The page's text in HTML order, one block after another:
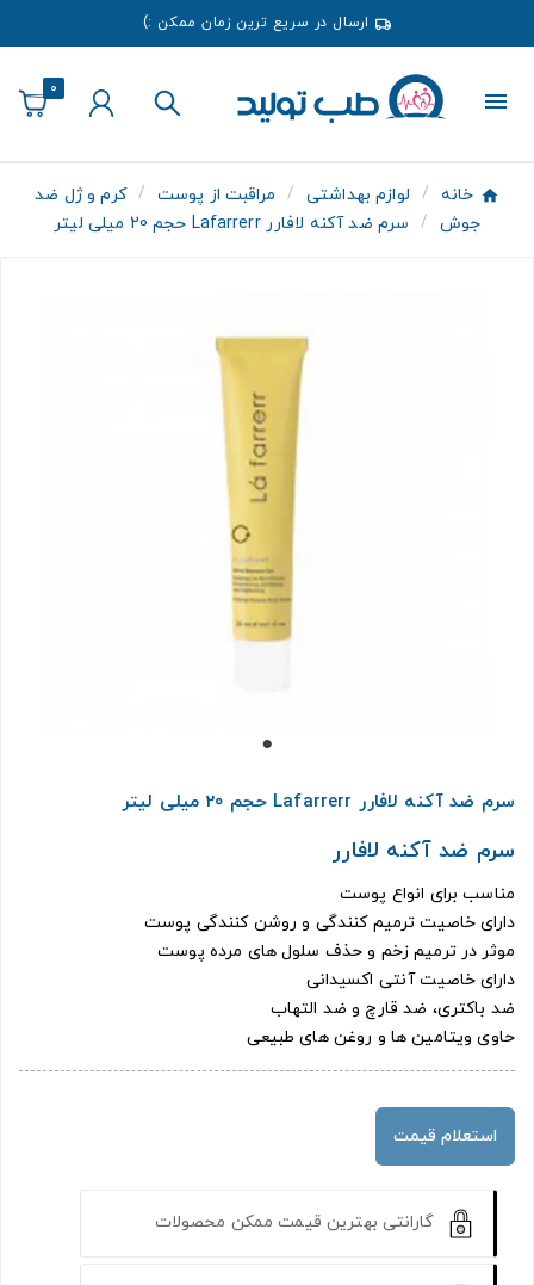
ارسال در سریع ترین زمان ممکن :)
0
خانه لوازم بهداشتی مراقبت از پوست
کرم و ژل ضد
جوش
سرم ضد آکنه لافارر Lafarrerr حجم 20 میلی لیتر
سرم ضد آکنه لافارر Lafarrerr حجم 20 میلی لیتر
سرم ضد آکنه لافارر
مناسب برای انواع پوست
دارای خاصیت ترمیم کنندگی و روشن کنندگی پوست
موثر در ترمیم زخم و حذف سلول های مرده پوست
دارای خاصیت آنتی اکسیدانی
ضد باکتری، ضد قارچ و ضد التهاب
حاوی ویتامین ها و روغن های طبیعی
استعلام قیمت
گارانتی بهترین قیمت ممکن محصولات